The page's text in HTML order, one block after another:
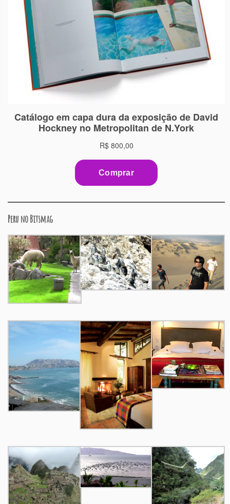
Peru no Bitsmag